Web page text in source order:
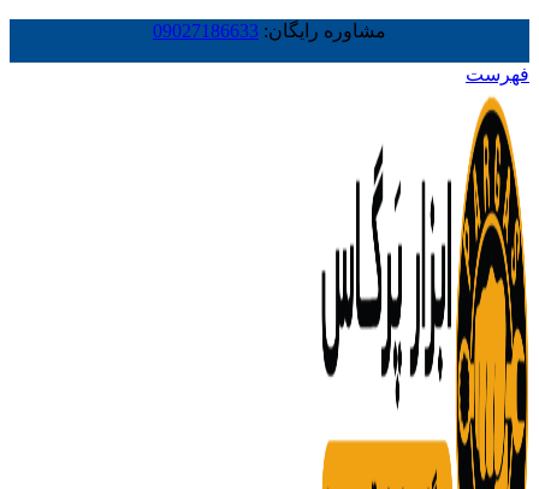
مشاوره رایگان: 09027186633
فهرست